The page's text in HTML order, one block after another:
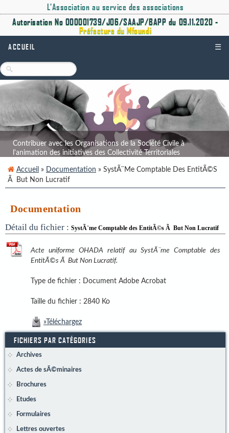
L'Association au service des associations
Autorisation No 000001739/J06/SAAJP/BAPP du 09.11.2020 -
Préfecture du Mfoundi
ACCUEIL ☰
Contribuer avec les Organisations de la Société Civile à
l'animation des initiatives des Collectivité Territoriales
Accueil » Documentation » SystÃ¨me Comptable Des EntitÃ©s
Ã But Non Lucratif
Documentation
Détail du fichier : SystÃ¨me Comptable des EntitÃ©s Ã But Non Lucratif
Acte uniforme OHADA relatif au SystÃ¨me Comptable des
EntitÃ©s Ã But Non Lucratif.
Type de fichier : Document Adobe Acrobat
Taille du fichier : 2840 Ko
»Téléchargez
FICHIERS PAR CATÉGORIES
Archives
Actes de sÃ©minaires
Brochures
Etudes
Formulaires
Lettres ouvertes